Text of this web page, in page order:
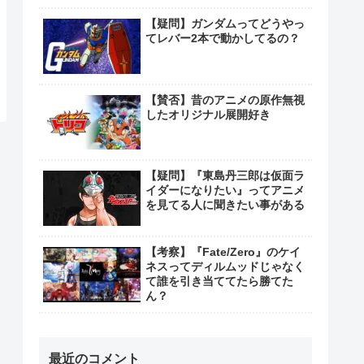
【疑問】ガンダムってどうやっ
てレバー2本で動かしてるの？
【賛否】昔のアニメの原作無視
したオリジナル展開好き
【疑問】『東島丹三郎は仮面ラ
イダーになりたい』ってアニメ
を見てる人に聞きたい事がある
【考察】『Fate/Zero』のケイ
ネスってディルムッドじゃなく
て誰を引き当ててたら勝てた
ん？
最近のコメント